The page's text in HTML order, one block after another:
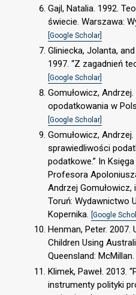
Gajl, Natalia. 1992.
świecie. Warszawa:
[Google Scholar]
Gliniecka, Jolanta,
1997. “Z zagadnień
[Google Scholar]
Gomułowicz,
opodatkowania w
[Google Scholar]
Gomułowicz,
sprawiedliwości
podatkowe.” In
Profesora
Andrzej Gomułowicz,
Toruń: Wydawnictwo
Kopernika.
[Google
Henman, Peter.
Children Using
Queensland: McMillan.
Klimek, Paweł. 2013.
instrumenty polityki